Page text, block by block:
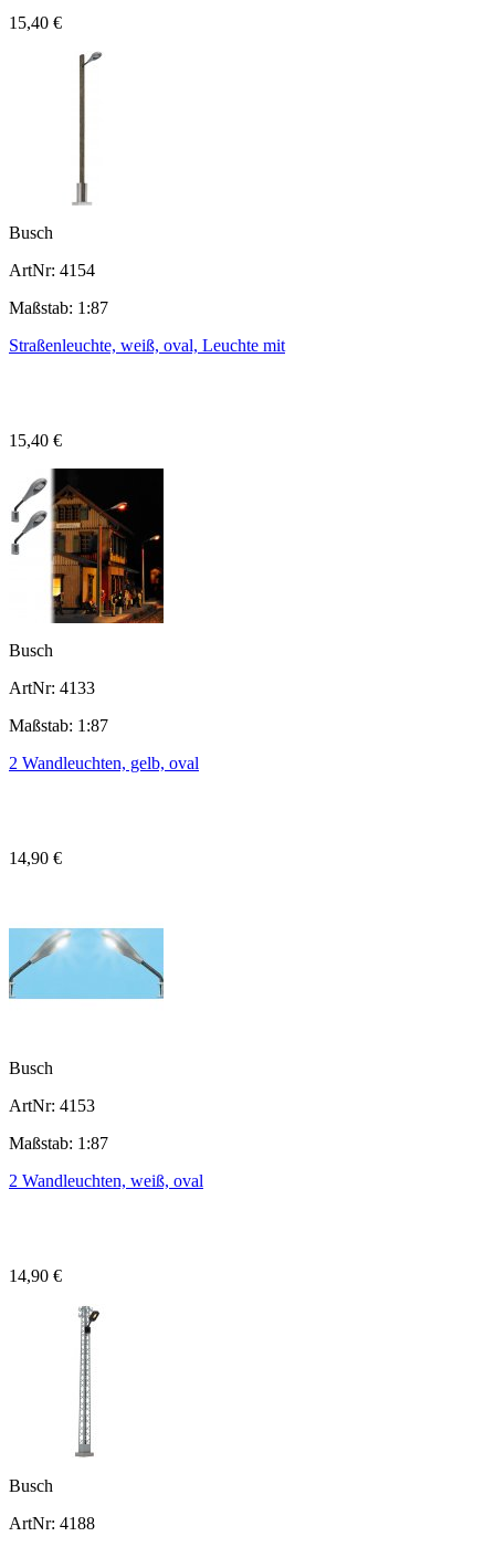
15,40 €
Busch
ArtNr: 4154
Maßstab: 1:87
Straßenleuchte, weiß, oval, Leuchte mit
15,40 €
Busch
ArtNr: 4133
Maßstab: 1:87
2 Wandleuchten, gelb, oval
14,90 €
Busch
ArtNr: 4153
Maßstab: 1:87
2 Wandleuchten, weiß, oval
14,90 €
Busch
ArtNr: 4188